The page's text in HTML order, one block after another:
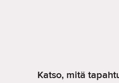
Katso, mitä